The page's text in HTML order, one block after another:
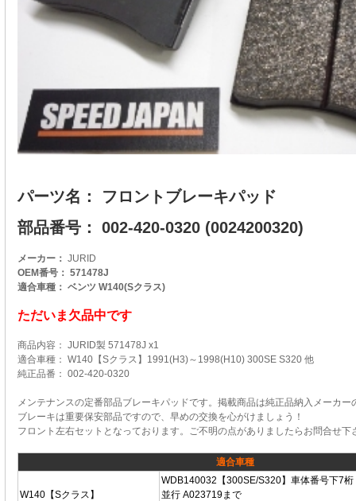
パーツ名： フロントブレーキパッド
部品番号： 002-420-0320 (0024200320)
メーカー： JURID
OEM番号： 571478J
適合車種： ベンツ W140(Sクラス)
ただいま欠品中です
商品内容： JURID製 571478J x1
適合車種： W140【Sクラス】1991(H3)～1998(H10) 300SE S320 他
純正品番： 002-420-0320
メンテナンスの定番部品ブレーキパッドです。掲載商品は純正品納入メーカー
ブレーキは重要保安部品ですので、早めの交換を心がけましょう！
フロント左右セットとなっております。ご不明の点がありましたらお問合せ下
適合車種
W140【Sクラス】
WDB140032【300SE/S320】車体番号下7
並行 A023719まで